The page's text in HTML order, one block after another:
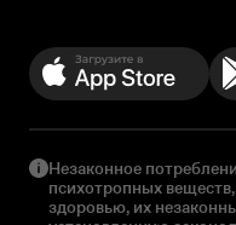
Незаконное
психотропных
здоровью, их